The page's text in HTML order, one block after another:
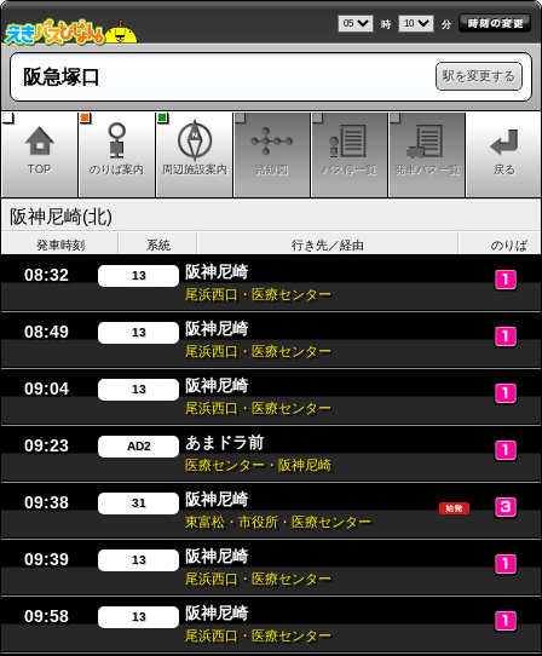
時 分
駅を変更する
阪急塚口
TOP のりば案内 周辺施設案内 路線図 バス停一覧 発車バス一覧 戻る
阪神尼崎(北)
発車時刻 系統 行き先／経由 のりば
08:32 13 阪神尼崎
尾浜西口・医療センター
08:49 13 阪神尼崎
尾浜西口・医療センター
09:04 13 阪神尼崎
尾浜西口・医療センター
09:23 AD2 あまドラ前
医療センター・阪神尼崎
09:38 31 阪神尼崎
東富松・市役所・医療センター
09:39 13 阪神尼崎
尾浜西口・医療センター
09:58 13 阪神尼崎
尾浜西口・医療センター